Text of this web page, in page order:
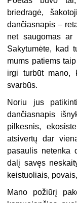
briedragė,
dančiasnapis –
net saugomas ar
Sakytumėte, kad
mums patiems
irgi turbūt
svarbūs.
Noriu jus
dančiasnapis
pilkesnis,
atsivertų dar
pasaulis netenka
dalį savęs
keistuoliais,
Mano požiūrį